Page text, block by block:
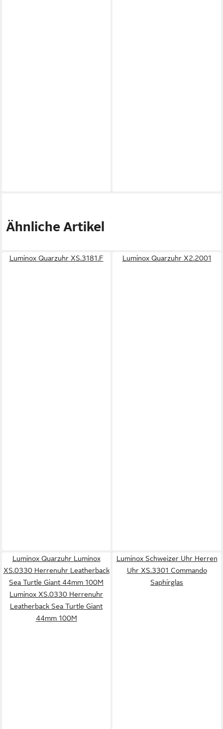
Ähnliche Artikel
Luminox Quarzuhr XS.3181.F Luminox Quarzuhr X2.2001
Luminox Quarzuhr Luminox
XS.0330 Herrenuhr Leatherback
Sea Turtle Giant 44mm 100M
Luminox XS.0330 Herrenuhr
Leatherback Sea Turtle Giant
44mm 100M
Luminox Schweizer Uhr Herren
Uhr XS.3301 Commando
Saphirglas